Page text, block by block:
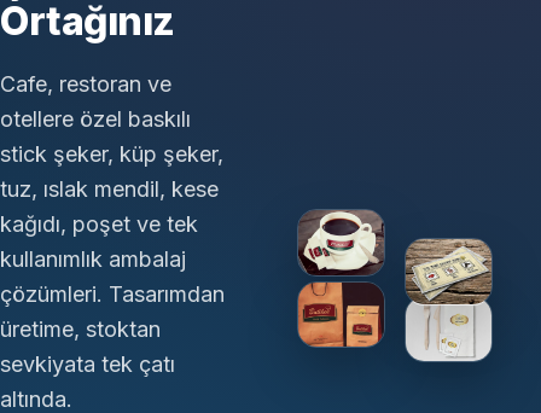
Ortağınız
Cafe, restoran ve
otellere özel baskılı
stick şeker, küp şeker,
tuz, ıslak mendil, kese
kağıdı, poşet ve tek
kullanımlık ambalaj
çözümleri. Tasarımdan
üretime, stoktan
sevkiyata tek çatı
altında.